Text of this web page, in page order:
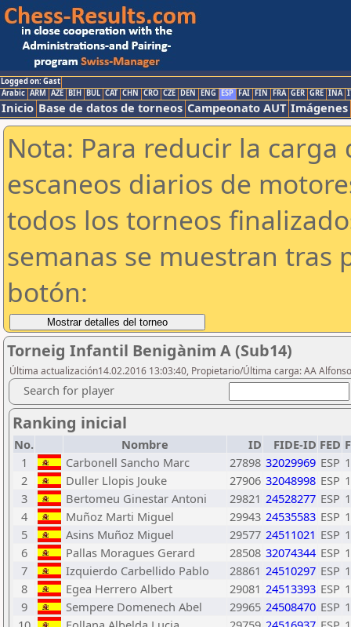
Logged on: Gast
Arabic ARM AZE BIH BUL CAT CHN CRO CZE DEN ENG ESP FAI FIN FRA GER GRE INA
Inicio Base de datos de torneos Campeonato AUT Imágenes
Nota: Para reducir la
escaneos diarios de
todos los torneos
semanas se muestran tras
botón:
Torneig Infantil Benigànim A (Sub14)
Última actualización14.02.2016 13:03:40, Propietario/Última carga: AA
Search for player
Ranking inicial
No. Nombre ID FIDE-ID FED
1
Carbonell Sancho Marc 27898 32029969 ESP
2
Duller Llopis Jouke 27906 32048998 ESP
3
Bertomeu Ginestar Antoni 29821 24528277 ESP
4
Muñoz Marti Miguel 29943 24535583 ESP
5
Asins Muñoz Miguel 29577 24511021 ESP
6
Pallas Moragues Gerard 28508 32074344 ESP
7
Izquierdo Carbellido Pablo 28861 24510297 ESP
8
Egea Herrero Albert 29081 24513393 ESP
9
Sempere Domenech Abel 29965 24508470 ESP